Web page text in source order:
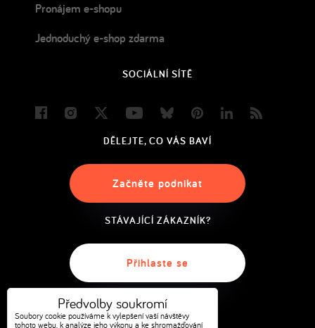
Pronájem e-shopu
Jednoduchý e-shop zdarma
SOCIÁLNÍ SÍTĚ
FacebookInstagram
Twitter YoutubeBlueskyPinterestLinkedIn
DĚLEJTE, CO VÁS BAVÍ
Začněte podnikat
STÁVAJÍCÍ ZÁKAZNÍK?
Přihlaste se
Předvolby soukromí
Soubory cookie používáme k vylepšení vaší návštěvy
tohoto webu, k analýze jeho výkonu a ke shromažďování